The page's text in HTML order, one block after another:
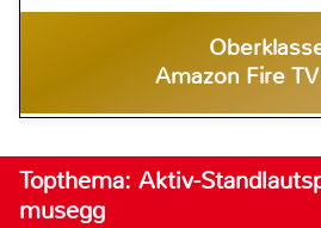
Amazon Fire
Topthema: Aktiv-
musegg